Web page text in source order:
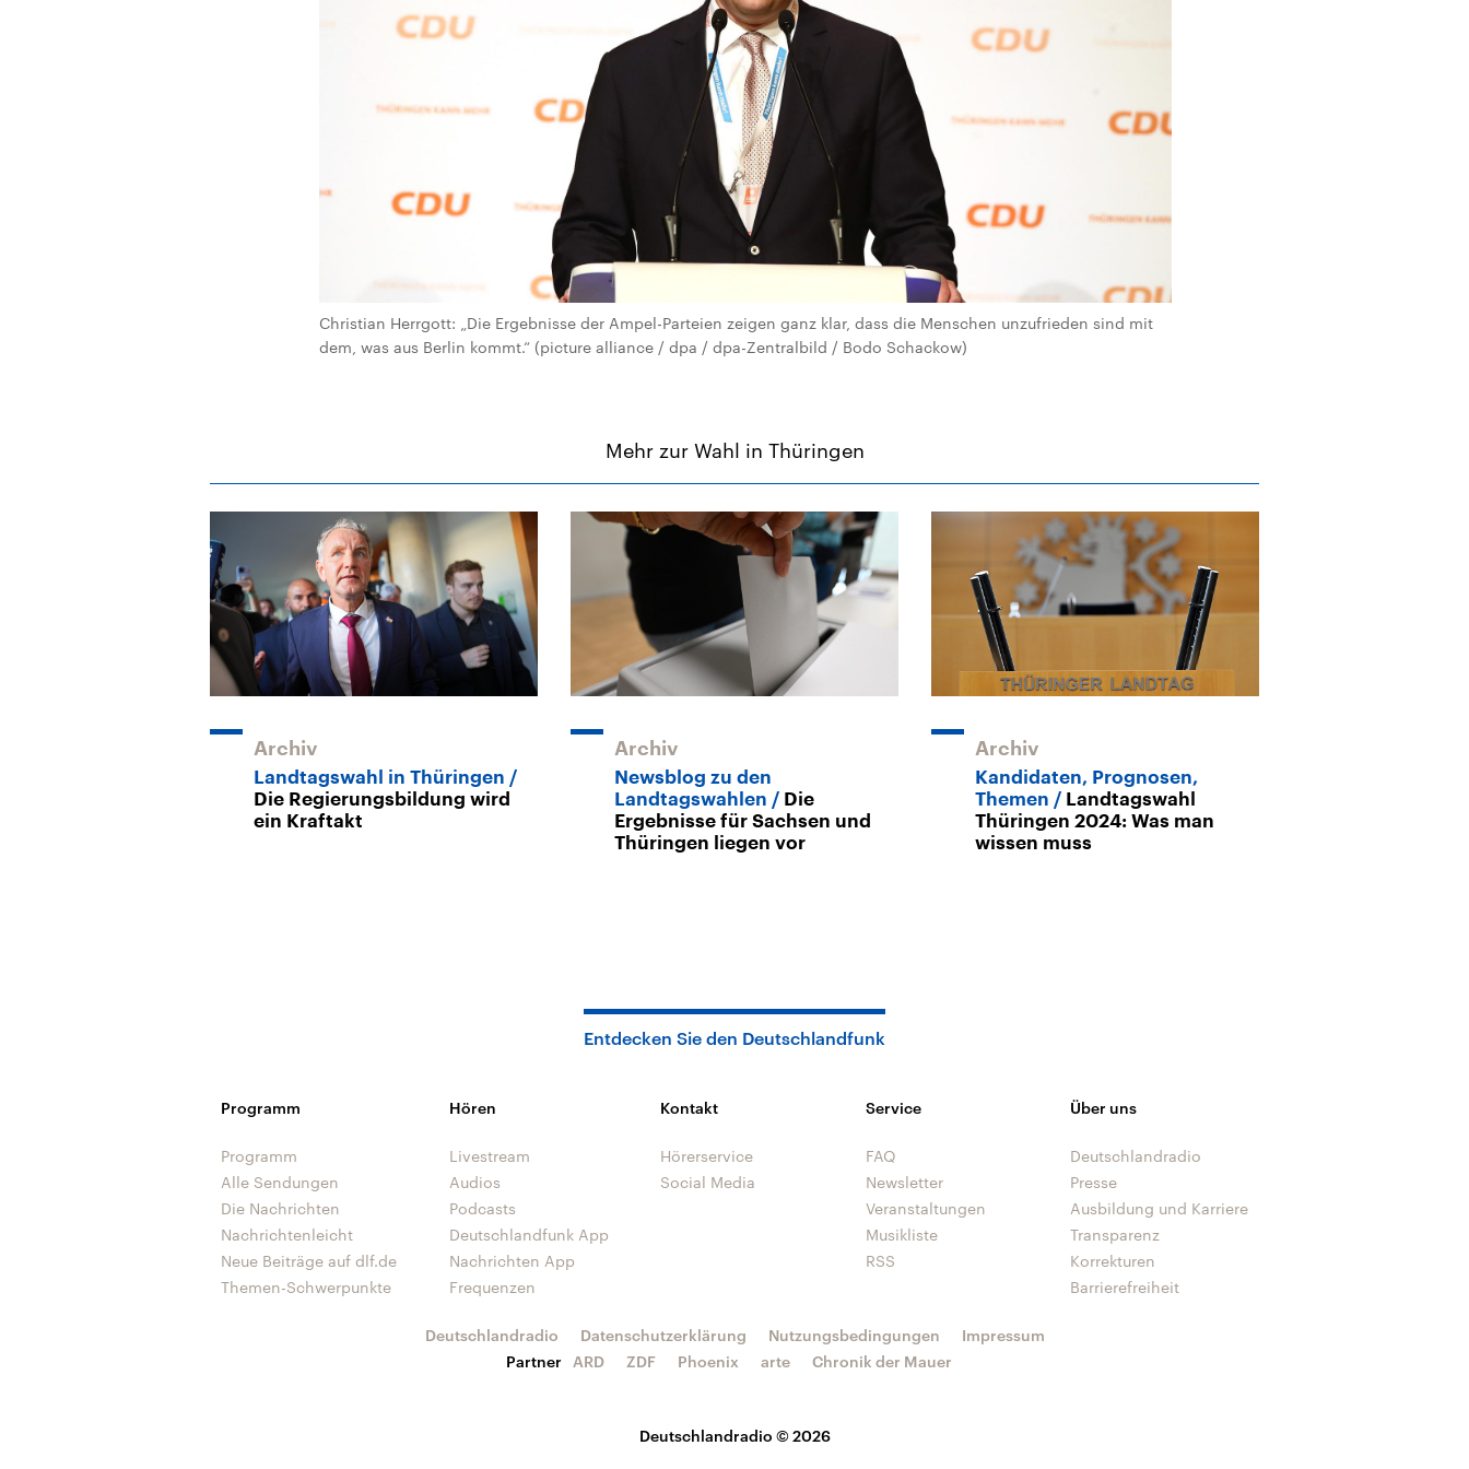
Christian Herrgott: „Die Ergebnisse der Ampel-Parteien zeigen ganz klar, dass die Menschen unzufrieden sind mit
dem, was aus Berlin kommt.“ (picture alliance / dpa / dpa-Zentralbild / Bodo Schackow)
Mehr zur Wahl in Thüringen
Archiv
Landtagswahl in Thüringen
Die Regierungsbildung wird
ein Kraftakt
Archiv
Newsblog zu den
Landtagswahlen
Die
Ergebnisse für Sachsen und
Thüringen liegen vor
Archiv
Kandidaten, Prognosen,
Themen
Landtagswahl
Thüringen 2024: Was man
wissen muss
Entdecken Sie den Deutschlandfunk
Programm
Programm
Alle Sendungen
Die Nachrichten
Nachrichtenleicht
Neue Beiträge auf dlf.de
Themen-Schwerpunkte
Hören
Livestream
Audios
Podcasts
Deutschlandfunk App
Nachrichten App
Frequenzen
Kontakt
Hörerservice
Social Media
Service
FAQ
Newsletter
Veranstaltungen
Musikliste
RSS
Über uns
Deutschlandradio
Presse
Ausbildung und Karriere
Transparenz
Korrekturen
Barrierefreiheit
Deutschlandradio © 2026
Deutschlandradio Datenschutzerklärung Nutzungsbedingungen
Impressum
Partner
ARD ZDF Phoenix arte Chronik der Mauer